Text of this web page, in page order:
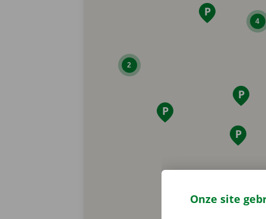
2
4
Onze site